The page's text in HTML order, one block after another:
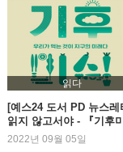
좋은 것
까
읽다
[예스24 도서 PD 뉴스레
읽지 않고서야 - 『기후
식』 외
2022년 09월 05일